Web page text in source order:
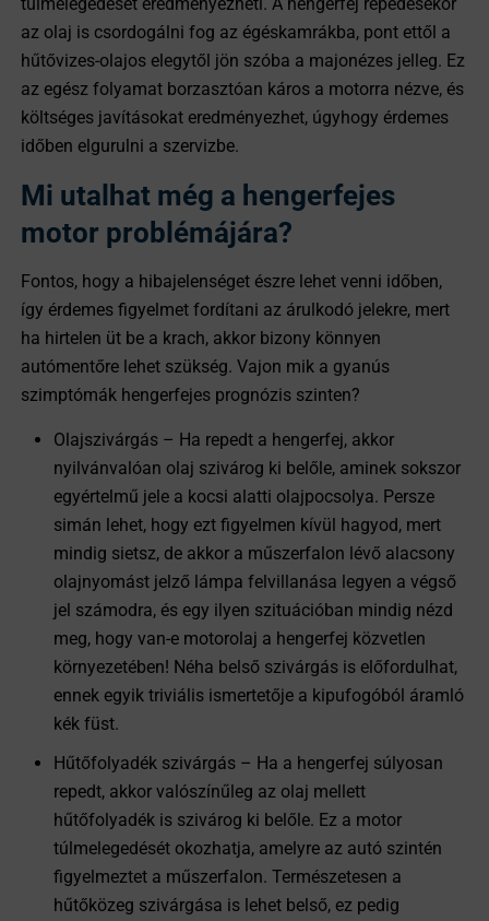
az olaj is csordogálni fog az égéskamrákba, pont ettől a
hűtővizes-olajos elegytől jön szóba a majonézes jelleg. Ez
az egész folyamat borzasztóan káros a motorra nézve, és
költséges javításokat eredményezhet, úgyhogy érdemes
időben elgurulni a szervizbe.
Mi utalhat még a hengerfejes
motor problémájára?
Fontos, hogy a hibajelenséget észre lehet venni időben,
így érdemes figyelmet fordítani az árulkodó jelekre, mert
ha hirtelen üt be a krach, akkor bizony könnyen
autómentőre lehet szükség. Vajon mik a gyanús
szimptómák hengerfejes prognózis szinten?
Olajszivárgás – Ha repedt a hengerfej, akkor
nyilvánvalóan olaj szivárog ki belőle, aminek sokszor
egyértelmű jele a kocsi alatti olajpocsolya. Persze
simán lehet, hogy ezt figyelmen kívül hagyod, mert
mindig sietsz, de akkor a műszerfalon lévő alacsony
olajnyomást jelző lámpa felvillanása legyen a végső
jel számodra, és egy ilyen szituációban mindig nézd
meg, hogy van-e motorolaj a hengerfej közvetlen
környezetében! Néha belső szivárgás is előfordulhat,
ennek egyik triviális ismertetője a kipufogóból áramló
kék füst.
Hűtőfolyadék szivárgás – Ha a hengerfej súlyosan
repedt, akkor valószínűleg az olaj mellett
hűtőfolyadék is szivárog ki belőle. Ez a motor
túlmelegedését okozhatja, amelyre az autó szintén
figyelmeztet a műszerfalon. Természetesen a
hűtőközeg szivárgása is lehet belső, ez pedig